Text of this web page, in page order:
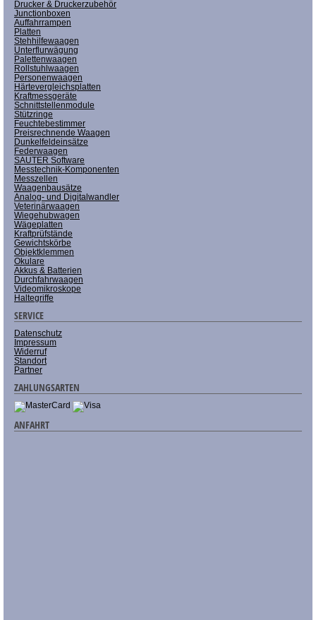
Drucker & Druckerzubehör
Junctionboxen
Auffahrrampen
Platten
Stehhilfewaagen
Unterflurwägung
Palettenwaagen
Rollstuhlwaagen
Personenwaagen
Härtevergleichsplatten
Kraftmessgeräte
Schnittstellenmodule
Stützringe
Feuchtebestimmer
Preisrechnende Waagen
Dunkelfeldeinsätze
Federwaagen
SAUTER Software
Messtechnik-Komponenten
Messzellen
Waagenbausätze
Analog- und Digitalwandler
Veterinärwaagen
Wiegehubwagen
Wägeplatten
Kraftprüfstände
Gewichtskörbe
Objektklemmen
Okulare
Akkus & Batterien
Durchfahrwaagen
Videomikroskope
Haltegriffe
SERVICE
Datenschutz
Impressum
Widerruf
Standort
Partner
ZAHLUNGSARTEN
ANFAHRT